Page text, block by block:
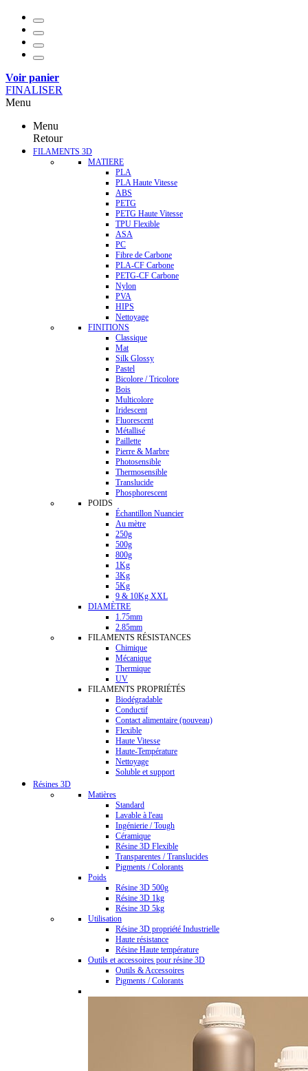
Voir panier
FINALISER
Menu
Menu
Retour
FILAMENTS 3D
MATIERE
PLA
PLA Haute Vitesse
ABS
PETG
PETG Haute Vitesse
TPU Flexible
ASA
PC
Fibre de Carbone
PLA-CF Carbone
PETG-CF Carbone
Nylon
PVA
HIPS
Nettoyage
FINITIONS
Classique
Mat
Silk Glossy
Pastel
Bicolore / Tricolore
Bois
Multicolore
Iridescent
Fluorescent
Métallisé
Paillette
Pierre & Marbre
Photosensible
Thermosensible
Translucide
Phosphorescent
POIDS
Échantillon Nuancier
Au mètre
250g
500g
800g
1Kg
3Kg
5Kg
9 & 10Kg XXL
DIAMÈTRE
1.75mm
2.85mm
FILAMENTS RÉSISTANCES
Chimique
Mécanique
Thermique
UV
FILAMENTS PROPRIÉTÉS
Biodégradable
Conductif
Contact alimentaire (nouveau)
Flexible
Haute Vitesse
Haute-Température
Nettoyage
Soluble et support
Résines 3D
Matières
Standard
Lavable à l'eau
Ingénierie / Tough
Céramique
Résine 3D Flexible
Transparentes / Translucides
Pigments / Colorants
Poids
Résine 3D 500g
Résine 3D 1kg
Résine 3D 5kg
Utilisation
Résine 3D propriété Industrielle
Haute résistance
Résine Haute température
Outils et accessoires pour résine 3D
Outils & Accessoires
Pigments / Colorants